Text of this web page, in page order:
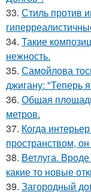
33. Стиль против
34. Такие
нежность.
35. Самойлова
джигану: "Теперь
36. Общая
метров.
37. Когда
пространством,
38. Ветлуга.
какие то новые
39. Загородный